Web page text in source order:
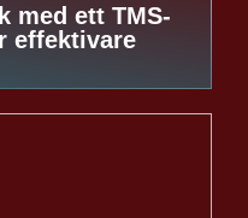
med ett TMS-
effektivare